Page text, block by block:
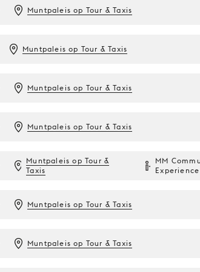
Muntpaleis op Tour & Taxis
Muntpaleis op Tour & Taxis
Muntpaleis op Tour & Taxis
Muntpaleis op Tour & Taxis
Muntpaleis op Tour &
Taxis
MM
Experience
Muntpaleis op Tour & Taxis
Muntpaleis op Tour & Taxis